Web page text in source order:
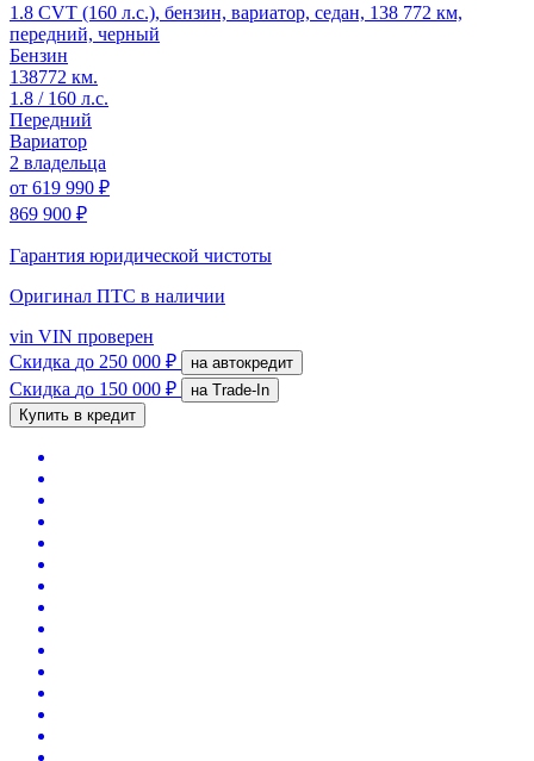
1.8 CVT (160 л.с.), бензин, вариатор, седан, 138 772 км,
передний, черный
Бензин
138772 км.
1.8 / 160 л.с.
Передний
Вариатор
2 владельца
от 619 990 ₽
869 900 ₽
Гарантия юридической чистоты
Оригинал ПТС в наличии
vin VIN проверен
Скидка до 250 000 ₽ на автокредит
Скидка до 150 000 ₽
на Trade-In
Купить в кредит